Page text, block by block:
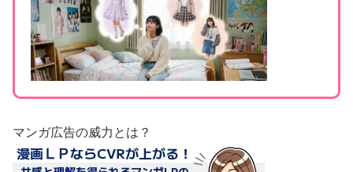
マンガ広告の威力とは？